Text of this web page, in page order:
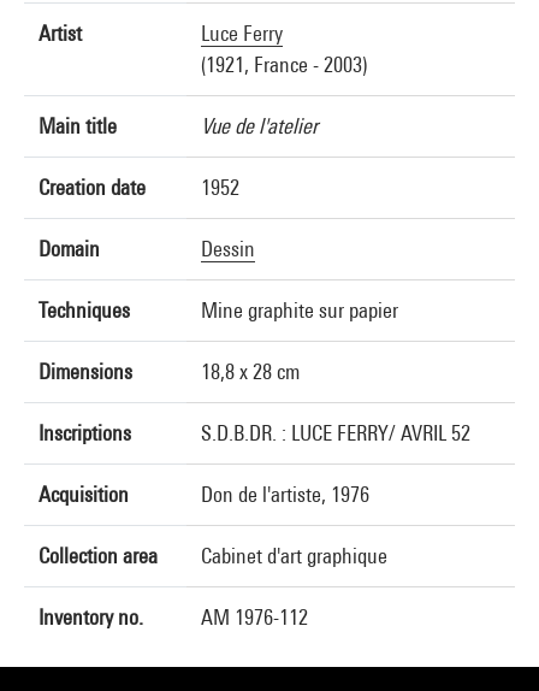
Artist
Luce Ferry
(1921, France - 2003)
Main title Vue de l'atelier
Creation date 1952
Domain Dessin
Techniques Mine graphite sur papier
Dimensions 18,8 x 28 cm
Inscriptions S.D.B.DR. : LUCE FERRY/ AVRIL 52
Acquisition Don de l'artiste, 1976
Collection area Cabinet d'art graphique
Inventory no. AM 1976-112